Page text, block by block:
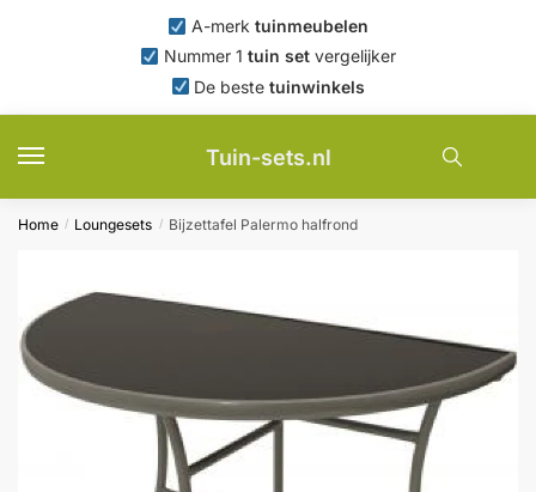
A-merk tuinmeubelen
Nummer 1 tuin set vergelijker
De bestetuinwinkels
Tuin-sets.nl
Home / Loungesets / Bijzettafel Palermo halfrond